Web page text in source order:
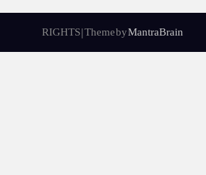
RIGHTS | Theme by MantraBrain